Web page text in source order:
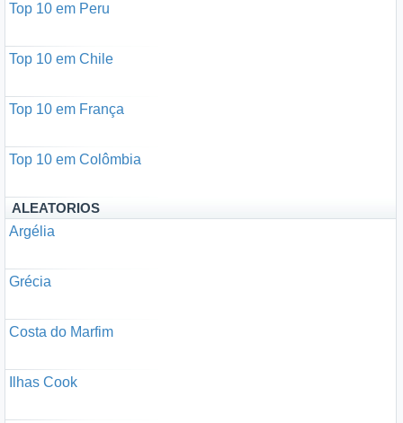
Top 10 em Peru
Top 10 em Chile
Top 10 em França
Top 10 em Colômbia
ALEATORIOS
Argélia
Grécia
Costa do Marfim
Ilhas Cook